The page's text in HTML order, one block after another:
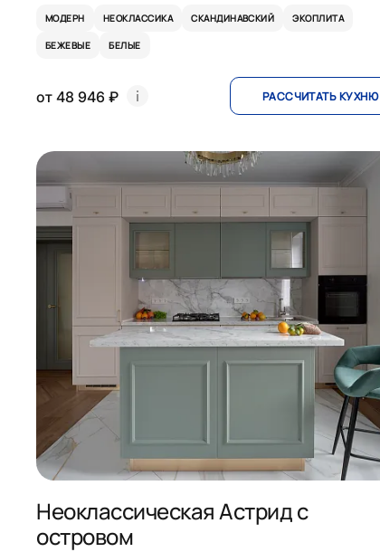
МОДЕРН НЕОКЛАССИКА СКАНДИНАВСКИЙ ЭКОПЛИТА
БЕЖЕВЫЕ БЕЛЫЕ
от 48 946 ₽ РАССЧИТАТЬ КУХНЮ
Неоклассическая Астрид с
островом